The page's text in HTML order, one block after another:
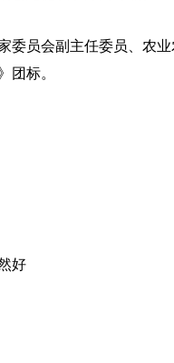
委员会副主任委员、农
团标。
好